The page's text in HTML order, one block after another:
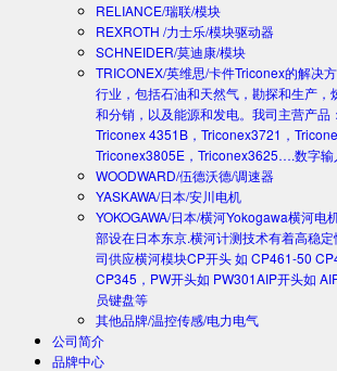
RELIANCE/瑞联/模块
REXROTH /力士乐/模块驱动器
SCHNEIDER/莫迪康/模块
TRICONEX/英维思/卡件Triconex的解决
行业，包括石油和天然气，勘探和生产，
和分销，以及能源和发电。我司主营产品
Triconex 4351B，Triconex3721，
Triconex3805E，Triconex3625….数字输
WOODWARD/伍德沃德/调速器
YASKAWA/日本/安川电机
YOKOGAWA/日本/横河Yokogawa横河电
部设在日本东京.横河计测技术有着高稳
司供应横河模块CP开头 如 CP461-50
CP345，PW开头如 PW301AIP开头如
员键盘等
其他品牌/温控传感/电力电气
公司简介
品牌中心